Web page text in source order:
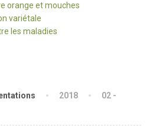
orange et mouches
variétale
les maladies
2018
02 -